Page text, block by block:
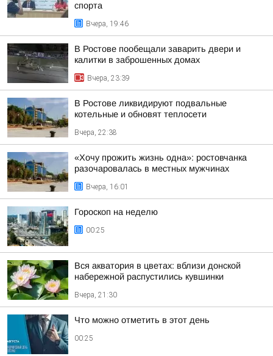
спорта
Вчера, 19:46
В Ростове пообещали заварить двери и
калитки в заброшенных домах
Вчера, 23:39
В Ростове ликвидируют подвальные
котельные и обновят теплосети
Вчера, 22:38
«Хочу прожить жизнь одна»: ростовчанка
разочаровалась в местных мужчинах
Вчера, 16:01
Гороскоп на неделю
00:25
Вся акватория в цветах: вблизи донской
набережной распустились кувшинки
Вчера, 21:30
Что можно отметить в этот день
00:25